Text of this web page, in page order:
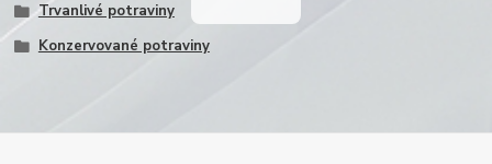
Trvanlivé potraviny
Konzervované potraviny